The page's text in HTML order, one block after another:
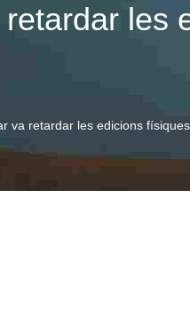
les
va retardar les edicions